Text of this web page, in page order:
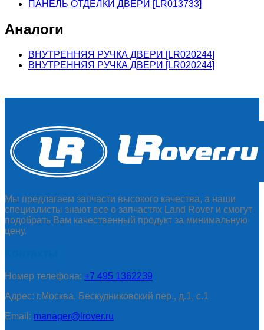
ПАНЕЛЬ ОТДЕЛКИ ДВЕРИ [LR013733]
Аналоги
ВНУТРЕННЯЯ РУЧКА ДВЕРИ [LR020244]
ВНУТРЕННЯЯ РУЧКА ДВЕРИ [LR020244]
Мы предлагаем запчасти высокого качества, а наши
специалисты знают все о запчастях Land Rover и смогут
подобрать Вам качественный продукт за минимальную
цену.
Номер телефона: +7 495 1362239
Адрес: г.Москва, Бескудниковский пер., д.1, с.1
Email: manager@lrover.ru